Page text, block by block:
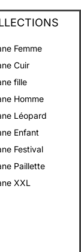
Femme
Cuir
fille
Homme
Léopard
Enfant
Festival
Paillette
XXL